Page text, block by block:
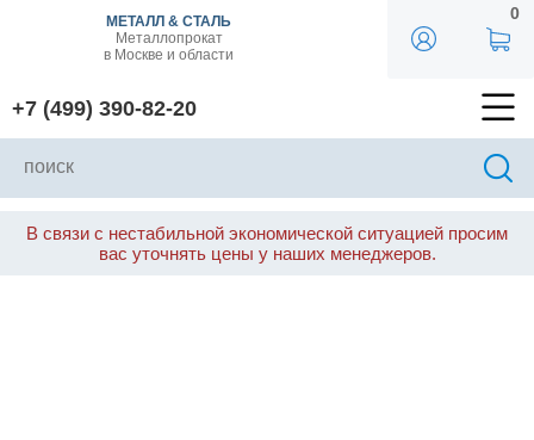
МЕТАЛЛ & СТАЛЬ
Металлопрокат
в Москве и области
+7 (499) 390-82-20
0
В связи с нестабильной экономической ситуацией просим
вас уточнять цены у наших менеджеров.